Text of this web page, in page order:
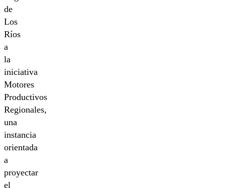
de
Los
Ríos
a
la
iniciativa
Motores
Productivos
Regionales,
una
instancia
orientada
a
proyectar
el